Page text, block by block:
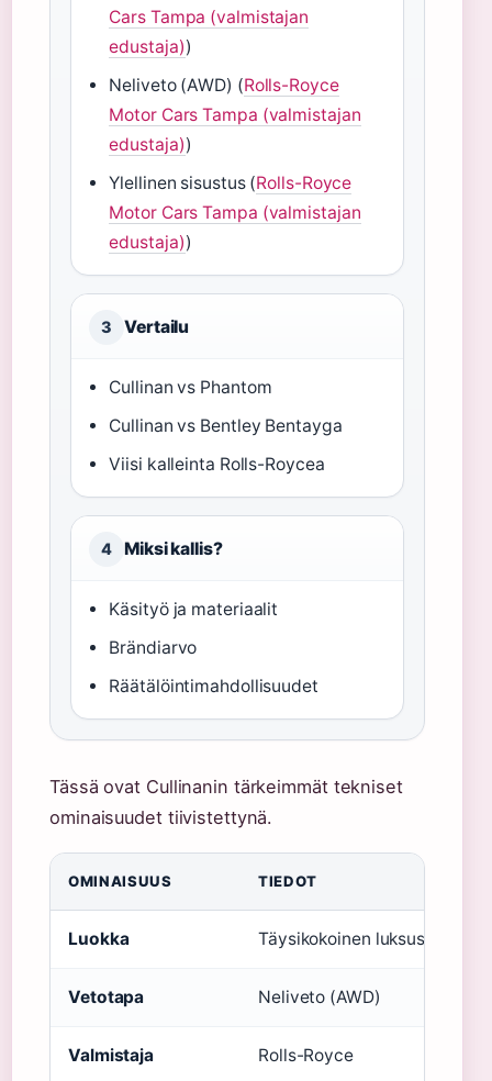
Cars Tampa (valmistajan
edustaja))
Neliveto (AWD) (Rolls-Royce
Motor Cars Tampa (valmistajan
edustaja))
Ylellinen sisustus (Rolls-Royce
Motor Cars Tampa (valmistajan
edustaja))
3 Vertailu
Cullinan vs Phantom
Cullinan vs Bentley Bentayga
Viisi kalleinta Rolls-Roycea
4 Miksi kallis?
Käsityö ja materiaalit
Brändiarvo
Räätälöintimahdollisuudet
Tässä ovat Cullinanin tärkeimmät tekniset
ominaisuudet tiivistettynä.
OMINAISUUS TIEDOT
Luokka Täysikokoinen luksus-SUV
Vetotapa Neliveto (AWD)
Valmistaja Rolls-Royce